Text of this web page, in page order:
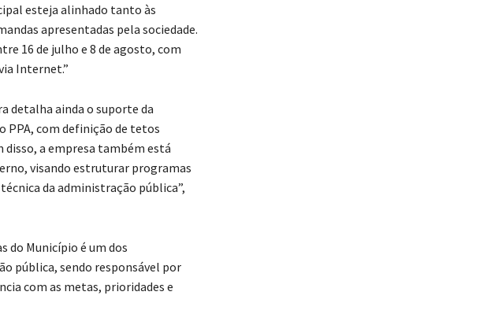
esteja alinhado tanto às
apresentadas pela sociedade.
16 de julho e 8 de agosto, com
Internet.”
detalha ainda o suporte da
PPA, com definição de tetos
a empresa também está
visando estruturar programas
da administração pública”,
do Município é um dos
pública, sendo responsável por
com as metas, prioridades e